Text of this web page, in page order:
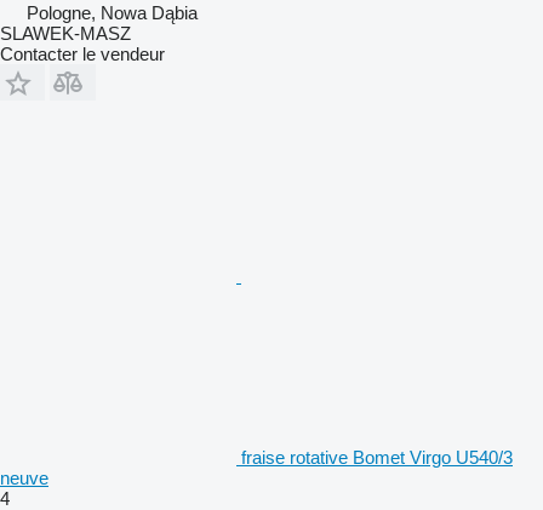
Pologne, Nowa Dąbia
SLAWEK-MASZ
Contacter le vendeur
fraise rotative Bomet Virgo U540/3
neuve
4